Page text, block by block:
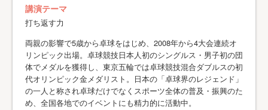
講演テーマ
打ち返す力
両親の影響で5歳から卓球をはじめ、2008年から4大会連続オ
リンピック出場。卓球競技日本人初のシングルス・男子初の団
体でメダルを獲得し、東京五輪では卓球競技混合ダブルスの初
代オリンピック金メダリスト。日本の「卓球界のレジェンド」
の一人と称され卓球だけでなくスポーツ全体の普及・振興のた
め、全国各地でのイベントにも精力的に活動中。